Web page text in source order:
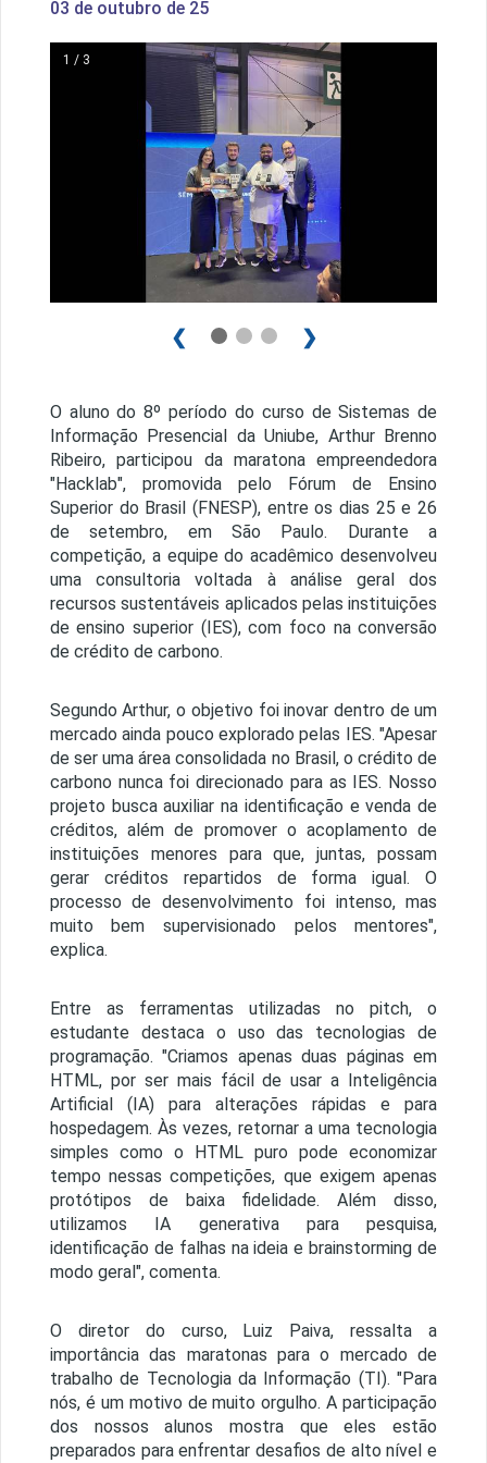
03 de outubro de 25
1 / 3
❮ ❯
O aluno do 8º período do curso de Sistemas de
Informação Presencial da Uniube, Arthur Brenno
Ribeiro, participou da maratona empreendedora
"Hacklab", promovida pelo Fórum de Ensino
Superior do Brasil (FNESP), entre os dias 25 e 26
de setembro, em São Paulo. Durante a
competição, a equipe do acadêmico desenvolveu
uma consultoria voltada à análise geral dos
recursos sustentáveis aplicados pelas instituições
de ensino superior (IES), com foco na conversão
de crédito de carbono.
Segundo Arthur, o objetivo foi inovar dentro de um
mercado ainda pouco explorado pelas IES. "Apesar
de ser uma área consolidada no Brasil, o crédito de
carbono nunca foi direcionado para as IES. Nosso
projeto busca auxiliar na identificação e venda de
créditos, além de promover o acoplamento de
instituições menores para que, juntas, possam
gerar créditos repartidos de forma igual. O
processo de desenvolvimento foi intenso, mas
muito bem supervisionado pelos mentores",
explica.
Entre as ferramentas utilizadas no pitch, o
estudante destaca o uso das tecnologias de
programação. "Criamos apenas duas páginas em
HTML, por ser mais fácil de usar a Inteligência
Artificial (IA) para alterações rápidas e para
hospedagem. Às vezes, retornar a uma tecnologia
simples como o HTML puro pode economizar
tempo nessas competições, que exigem apenas
protótipos de baixa fidelidade. Além disso,
utilizamos IA generativa para pesquisa,
identificação de falhas na ideia e brainstorming de
modo geral", comenta.
O diretor do curso, Luiz Paiva, ressalta a
importância das maratonas para o mercado de
trabalho de Tecnologia da Informação (TI). "Para
nós, é um motivo de muito orgulho. A participação
dos nossos alunos mostra que eles estão
preparados para enfrentar desafios de alto nível e